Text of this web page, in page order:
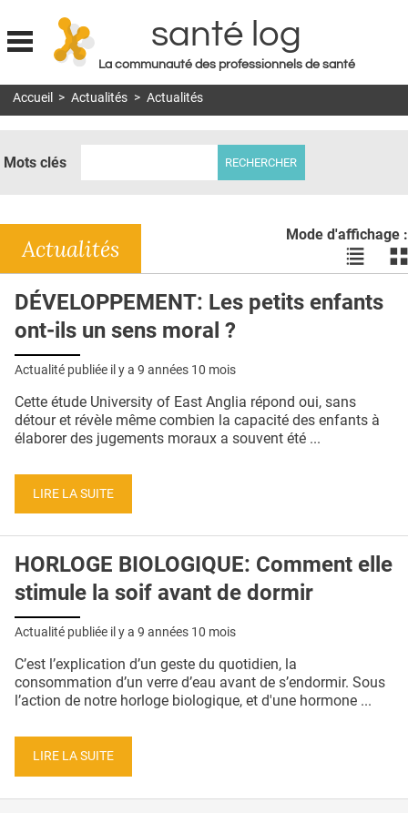
Jump to navigation
santé log
La communauté des professionnels de santé
MON COMPTE
DOSSIERS
RÉSEAUX
E-REVUE SAD
QUI SOMMES-NOUS ?
CONDITIONS GÉNÉRALES
CRÉDITS
Accueil > Actualités > Actualités
Mots clés
Mode d'affichage :
Voir
les
en
les
Actualités
DÉVELOPPEMENT: Les petits enfants
ont-ils un sens moral ?
Actualité publiée il y a 9 années 10 mois
Cette étude University of East Anglia répond oui, sans
détour et révèle même combien la capacité des enfants à
élaborer des jugements moraux a souvent été ...
LIRE LA SUITE
HORLOGE BIOLOGIQUE: Comment elle
stimule la soif avant de dormir
Actualité publiée il y a 9 années 10 mois
C’est l’explication d’un geste du quotidien, la
consommation d’un verre d’eau avant de s’endormir. Sous
l’action de notre horloge biologique, et d'une hormone ...
LIRE LA SUITE